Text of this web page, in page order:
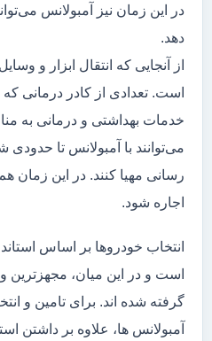
در این زمان نیز آمبولانس
دهد.
از آنجایی که انتقال ابزار و
است. تعدادی از کادر درمانی
خدمات بهداشتی و درمانی به
می‌توانند با آمبولانس تا
رسانی مهیا کنند. در این
اجاره شود.
انتخاب خودروها بر اساس
است و در این میان، مجهزترین و
گرفته شده اند. برای تامین و
آمبولانس ها، علاوه بر داشتن